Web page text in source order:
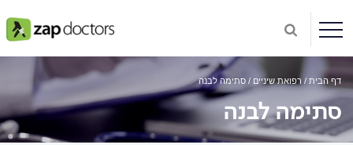
דף הבית רפואת שיניים סתימה לבנה
סתימה לבנה